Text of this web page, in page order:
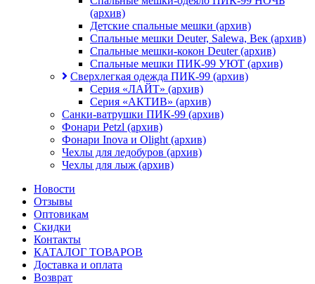
(архив)
Детские спальные мешки (архив)
Спальные мешки Deuter, Salewa, Век (архив)
Спальные мешки-кокон Deuter (архив)
Спальные мешки ПИК-99 УЮТ (архив)
Сверхлегкая одежда ПИК-99 (архив)
Серия «ЛАЙТ» (архив)
Серия «АКТИВ» (архив)
Санки-ватрушки ПИК-99 (архив)
Фонари Petzl (архив)
Фонари Inova и Olight (архив)
Чехлы для ледобуров (архив)
Чехлы для лыж (архив)
Новости
Отзывы
Оптовикам
Скидки
Контакты
КАТАЛОГ ТОВАРОВ
Доставка и оплата
Возврат